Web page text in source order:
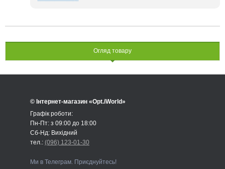
Огляд товару
© Інтернет-магазин «Opt.iWorld»
Графік роботи:
Пн-Пт: з 09:00 до 18:00
Сб-Нд: Вихідний
тел.: (096) 123-01-30
Ми в Телеграм. Приєднуйтесь!